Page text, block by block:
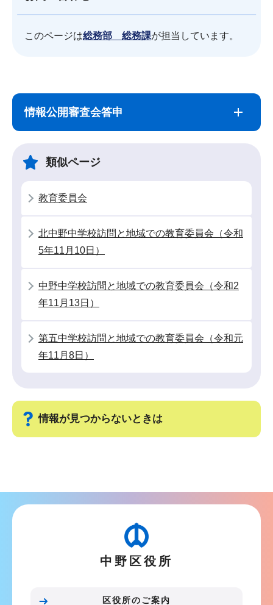
このページは総務部 総務課が担当しています。
こ
情報公開審査会答申
類似ページ
教育委員会
北中野中学校訪問と地域での教育委員会（令和
5年11月10日）
中野中学校訪問と地域での教育委員会（令和2
年11月13日）
第五中学校訪問と地域での教育委員会（令和元
年11月8日）
情報が見つからないときは
ナ
ビ
中野区役所
区役所のご案内